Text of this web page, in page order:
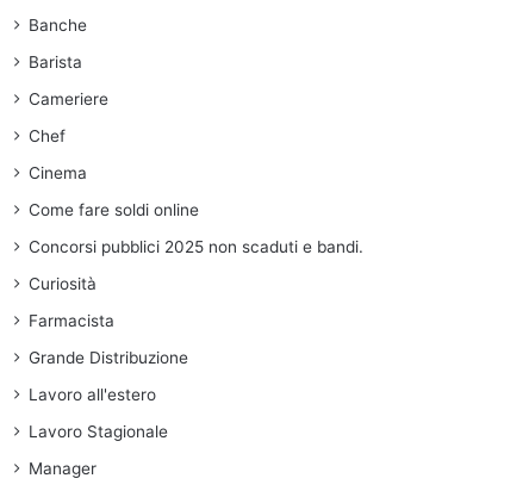
Banche
Barista
Cameriere
Chef
Cinema
Come fare soldi online
Concorsi pubblici 2025 non scaduti e bandi.
Curiosità
Farmacista
Grande Distribuzione
Lavoro all'estero
Lavoro Stagionale
Manager